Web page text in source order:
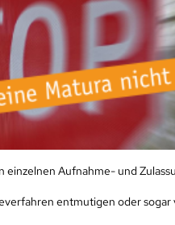
einzelnen Aufnahme- und
entmutigen oder sogar